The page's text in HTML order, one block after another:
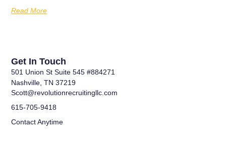
Read More
Get In Touch
501 Union St Suite 545 #884271
Nashville, TN 37219
Scott@revolutionrecruitingllc.com
615-705-9418
Contact Anytime